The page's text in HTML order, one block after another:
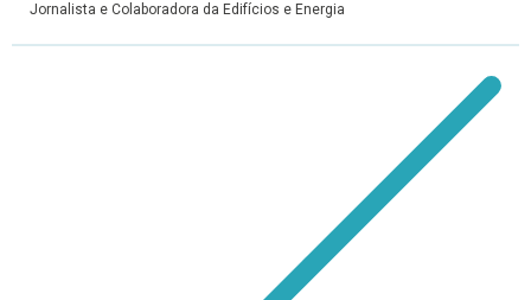
Jornalista e Colaboradora da Edifícios e Energia